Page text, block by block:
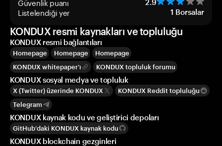
2.9
Listelendiği yer 1 Borsalar
KONDUX resmi kaynakları ve topluluğu
KONDUX resmi bağlantıları
Homepage Homepage
Homepage
KONDUX whitepaper’ı
KONDUX topluluk forumu
KONDUX sosyal medya ve topluluk
X (Twitter) üzerinde KONDUX
KONDUX Reddit topluluğu
Telegram
KONDUX kaynak kodu ve geliştirici depoları
GitHub’daki KONDUX kaynak kodu
KONDUX blockchain gezginleri